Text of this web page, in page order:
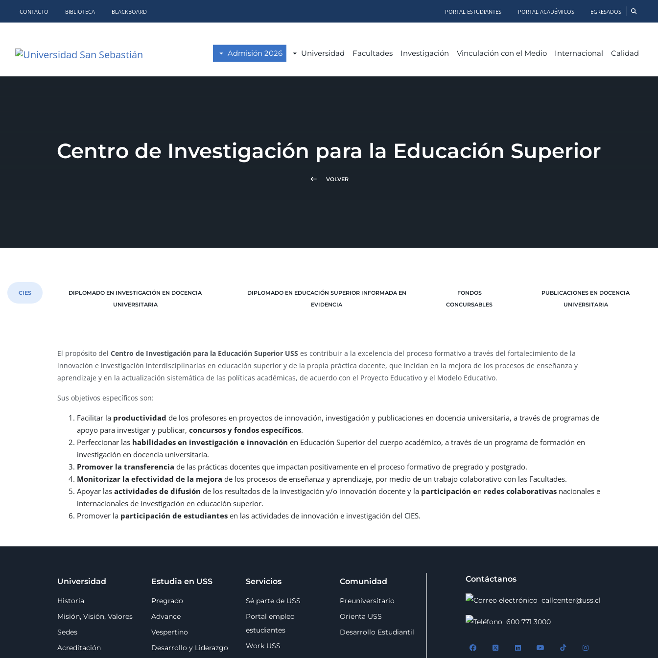
CONTACTO BIBLIOTECA BLACKBOARD PORTAL ESTUDIANTES PORTAL ACADÉMICOS EGRESADOS
Admisión 2026 Universidad Facultades Investigación Vinculación con el Medio Internacional Calidad
Centro de Investigación para la Educación Superior
keyboard_backspace VOLVER
CIES
DIPLOMADO EN INVESTIGACIÓN EN DOCENCIA
UNIVERSITARIA
DIPLOMADO EN EDUCACIÓN SUPERIOR INFORMADA EN
EVIDENCIA
FONDOS
CONCURSABLES
PUBLICACIONES EN DOCENCIA
UNIVERSITARIA
El propósito del Centro de Investigación para la Educación Superior USS es contribuir a la excelencia del proceso formativo a través del fortalecimiento de la
innovación e investigación interdisciplinarias en educación superior y de la propia práctica docente, que incidan en la mejora de los procesos de enseñanza y
aprendizaje y en la actualización sistemática de las políticas académicas, de acuerdo con el Proyecto Educativo y el Modelo Educativo.
Sus objetivos específicos son:
Facilitar la productividad de los profesores en proyectos de innovación, investigación y publicaciones en docencia universitaria, a través de programas de
apoyo para investigar y publicar, concursos y fondos específicos.
Perfeccionar las habilidades en investigación e innovación en Educación Superior del cuerpo académico, a través de un programa de formación en
investigación en docencia universitaria.
Promover la transferencia de las prácticas docentes que impactan positivamente en el proceso formativo de pregrado y postgrado.
Monitorizar la efectividad de la mejora de los procesos de enseñanza y aprendizaje, por medio de un trabajo colaborativo con las Facultades.
Apoyar las actividades de difusión de los resultados de la investigación y/o innovación docente y la participación en redes colaborativas nacionales e
internacionales de investigación en educación superior.
Promover la participación de estudiantes en las actividades de innovación e investigación del CIES.
Universidad
Historia
Misión, Visión, Valores
Sedes
Acreditación
Estudia en USS
Pregrado
Advance
Vespertino
Desarrollo y Liderazgo
Servicios
Sé parte de USS
Portal empleo
estudiantes
Work USS
Comunidad
Preuniversitario
Orienta USS
Desarrollo Estudiantil
Contáctanos
callcenter@uss.cl
600 771 3000